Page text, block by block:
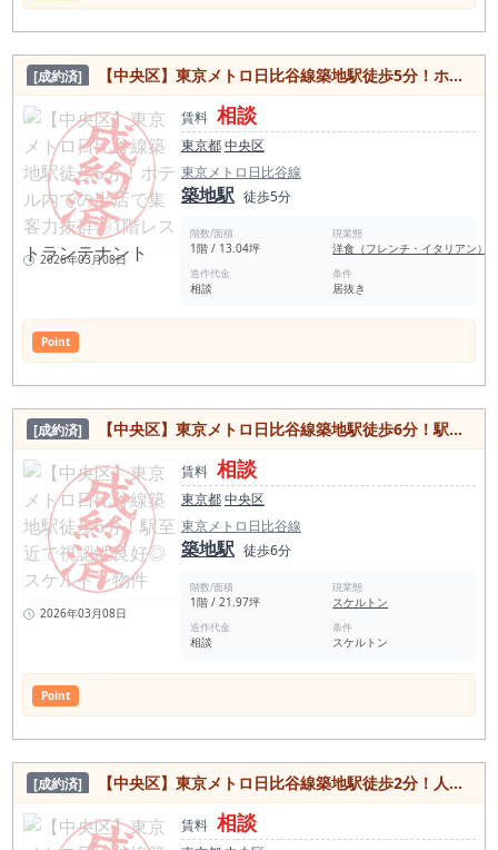
[成約済] 【中央区】東京メトロ日比谷線築地駅徒歩5分！ホテル内での出店で集客力抜群◎1階レストランテナント
2026年03月08日
賃料 相談
東京都中央区
東京メトロ日比谷線
築地駅 徒歩5分
階数/面積
1階 / 13.04坪
現業態
洋食（フレンチ・イタリアン）
造作代金
相談
条件
居抜き
Point
[成約済] 【中央区】東京メトロ日比谷線築地駅徒歩6分！駅至近で視認性良好◎スケルトン物件
2026年03月08日
賃料 相談
東京都中央区
東京メトロ日比谷線
築地駅 徒歩6分
階数/面積
1階 / 21.97坪
現業態
スケルトン
造作代金
相談
条件
スケルトン
Point
[成約済] 【中央区】東京メトロ日比谷線築地駅徒歩2分！人通りの多い中央区役所至近 路面物販・事務所に最適物件
賃料 相談